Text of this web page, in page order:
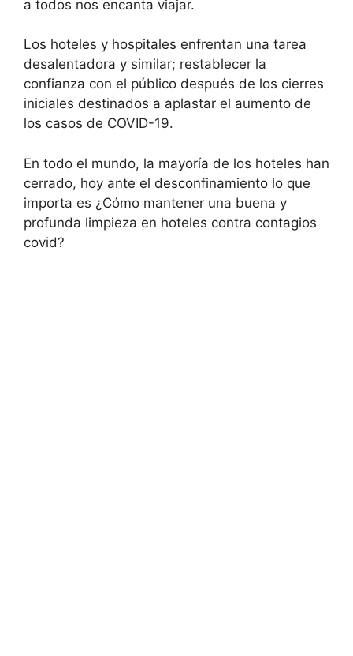
a todos nos encanta viajar.
Los hoteles y hospitales enfrentan una tarea
desalentadora y similar; restablecer la
confianza con el público después de los cierres
iniciales destinados a aplastar el aumento de
los casos de COVID-19.
En todo el mundo, la mayoría de los hoteles han
cerrado, hoy ante el desconfinamiento lo que
importa es ¿Cómo mantener una buena y
profunda limpieza en hoteles contra contagios
covid?